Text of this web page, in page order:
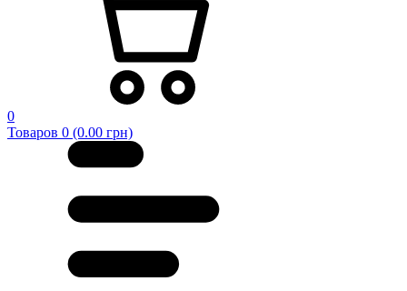
0
Товаров 0 (0.00 грн)